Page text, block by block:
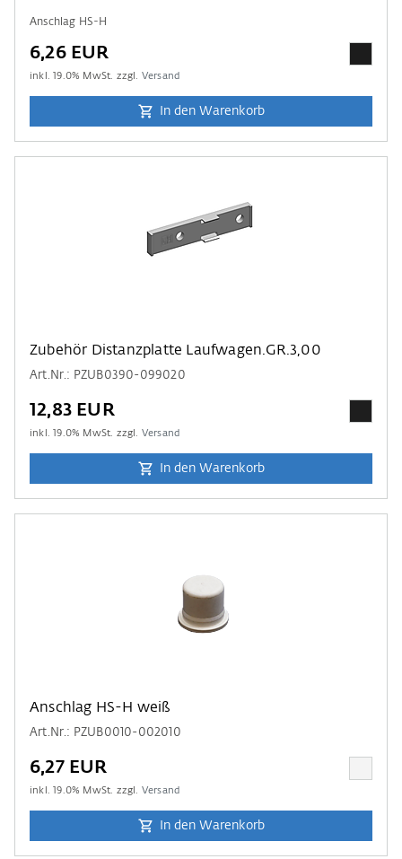
Anschlag HS-H
6,26 EUR
inkl.19.0% MwSt. zzgl. Versand
In den Warenkorb
Zubehör Distanzplatte Laufwagen.GR.3,00
Art.Nr.: PZUB0390-099020
12,83 EUR
inkl.19.0% MwSt. zzgl. Versand
In den Warenkorb
Anschlag HS-H weiß
Art.Nr.: PZUB0010-002010
6,27 EUR
inkl.19.0% MwSt. zzgl. Versand
In den Warenkorb